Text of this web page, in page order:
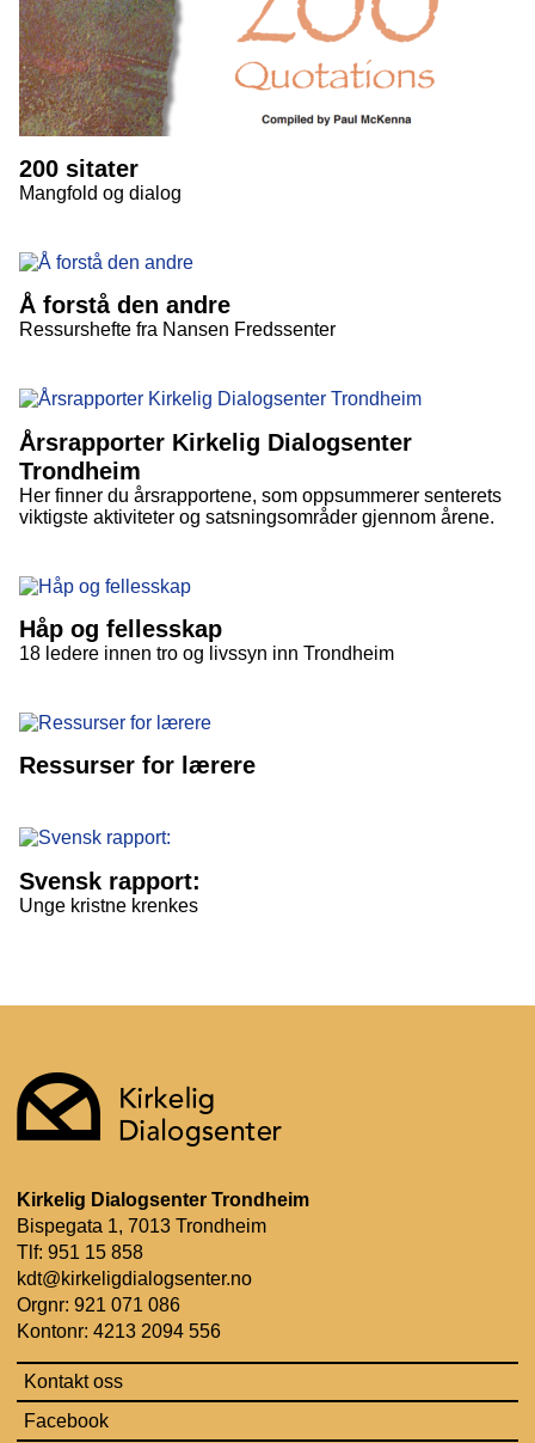
200 sitater
Mangfold og dialog
Å forstå den andre
Ressurshefte fra Nansen Fredssenter
Årsrapporter Kirkelig Dialogsenter
Trondheim
Her finner du årsrapportene, som oppsummerer senterets
viktigste aktiviteter og satsningsområder gjennom årene.
Håp og fellesskap
18 ledere innen tro og livssyn inn Trondheim
Ressurser for lærere
Svensk rapport:
Unge kristne krenkes
Kirkelig Dialogsenter Trondheim
Bispegata 1, 7013 Trondheim
Tlf: 951 15 858
kdt@kirkeligdialogsenter.no
Orgnr: 921 071 086
Kontonr: 4213 2094 556
Kontakt oss
Facebook